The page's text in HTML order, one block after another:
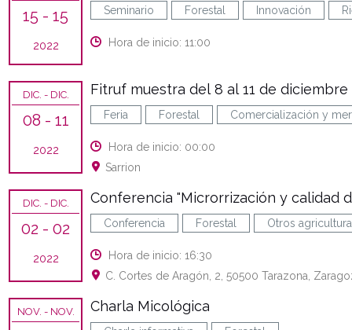
15 - 15
2022
Seminario Forestal Innovación
Hora de inicio: 11:00
DIC. - DIC.
08 - 11
2022
Fitruf muestra del 8 al 11 de
Feria Forestal Comercialización y
Hora de inicio: 00:00
Sarrion
DIC. - DIC.
02 - 02
2022
Conferencia "Microrrización y calidad
Conferencia Forestal Otros agricultura
Hora de inicio: 16:30
C. Cortes de Aragón, 2, 50500 Tarazona,
NOV. - NOV. Charla Micológica